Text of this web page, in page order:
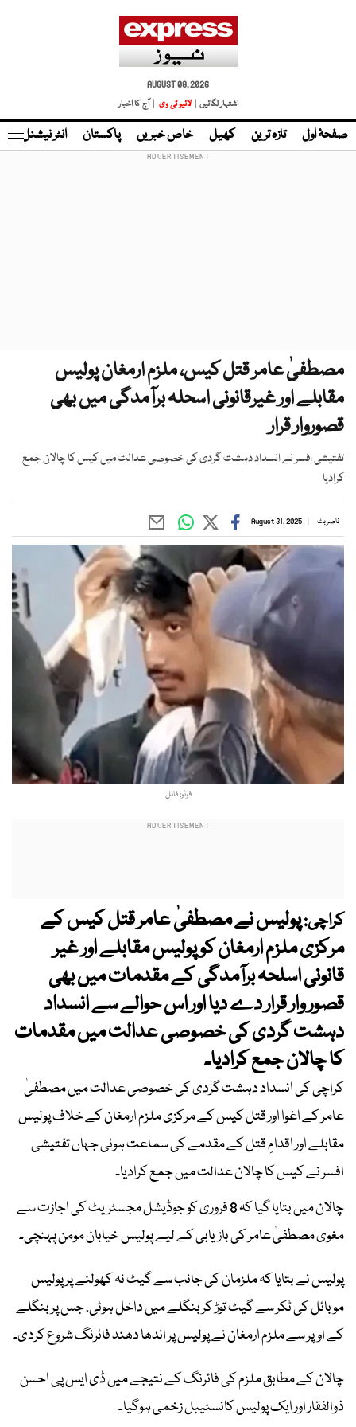
AUGUST 08, 2026
اشتہار لگائیں |
لائیو ٹی وی | آج کا اخبار
صفحۂ اول تازہ ترین کھیل خاص خبریں پاکستان انٹر نیشنل
مصطفیٰ عامر قتل کیس، ملزم ارمغان پولیس
مقابلے اور غیرقانونی اسحلہ برآمدگی میں بھی
قصوروار قرار
تفتیشی افسر نے انسداد دہشت گردی کی خصوصی عدالت میں کیس کا چالان جمع
کرادیا
ناصر بٹ August 31, 2025
فوٹو: فائل
کراچی:پولیس نے مصطفیٰ عامر قتل کیس کے
مرکزی ملزم ارمغان کو پولیس مقابلے اور غیر
قانونی اسلحہ برآمدگی کے مقدمات میں بھی
قصور وار قرار دے دیا اور اس حوالے سے انسداد
دہشت گردی کی خصوصی عدالت میں مقدمات
کا چالان جمع کرادیا۔
کراچی کی انسداد دہشت گردی کی خصوصی عدالت میں مصطفیٰ
عامر کے اغوا اور قتل کیس کے مرکزی ملزم ارمغان کے خلاف پولیس
مقابلے اور اقدامِ قتل کے مقدمے کی سماعت ہوئی جہاں تفتیشی
افسر نے کیس کا چالان عدالت میں جمع کرادیا۔
چالان میں بتایا گیا کہ 8 فروری کو جوڈیشل مجسٹریٹ کی اجازت سے
مغوی مصطفیٰ عامر کی بازیابی کے لیے پولیس خیابان مومن پہنچی۔
پولیس نے بتایا کہ ملزمان کی جانب سے گیٹ نہ کھولنے پر پولیس
موبائل کی ٹکر سے گیٹ توڑ کر بنگلے میں داخل ہوئی، جس پر بنگلے
کے اوپر سے ملزم ارمغان نے پولیس پر اندھا دھند فائرنگ شروع کردی۔
چالان کے مطابق ملزم کی فائرنگ کے نتیجے میں ڈی ایس پی احسن
ذوالفقار اور ایک پولیس کانسٹیبل زخمی ہوگیا۔